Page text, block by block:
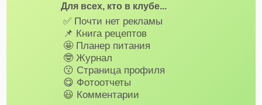
Для всех, кто в клубе...
✅ Почти нет рекламы
📌 Книга рецептов
🤩 Планер питания
🤓 Журнал
😗 Страница профиля
😋 Фотоотчеты
😃 Комментарии